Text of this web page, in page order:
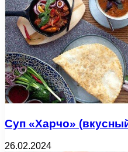
Суп «Харчо»
26.02.2024